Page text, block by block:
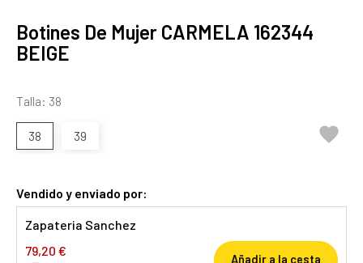
Botines De Mujer CARMELA 162344
BEIGE
Talla: 38
38 39 
Vendido y enviado por:
Zapateria Sanchez
79,20 €
Añadir a la cesta